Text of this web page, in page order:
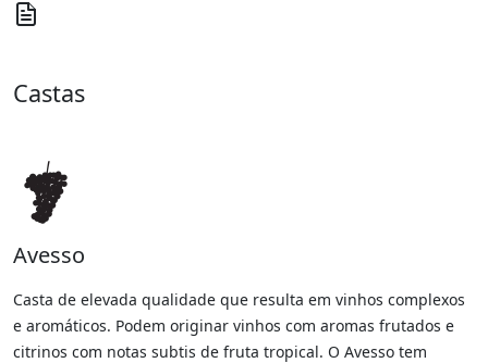
Castas
Avesso
Casta de elevada qualidade que resulta em vinhos complexos
e aromáticos. Podem originar vinhos com aromas frutados e
citrinos com notas subtis de fruta tropical. O Avesso tem